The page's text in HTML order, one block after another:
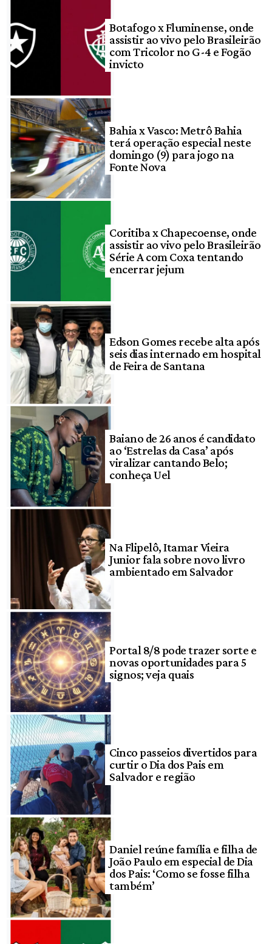
Botafogo x Fluminense, onde
assistir ao vivo pelo Brasileirão
com Tricolor no G-4 e Fogão
invicto
Bahia x Vasco: Metrô Bahia
terá operação especial neste
domingo (9) para jogo na
Fonte Nova
Coritiba x Chapecoense, onde
assistir ao vivo pelo Brasileirão
Série A com Coxa tentando
encerrar jejum
Edson Gomes recebe alta após
seis dias internado em hospital
de Feira de Santana
Baiano de 26 anos é candidato
ao ‘Estrelas da Casa’ após
viralizar cantando Belo;
conheça Uel
Na Flipelô, Itamar Vieira
Junior fala sobre novo livro
ambientado em Salvador
Portal 8/8 pode trazer sorte e
novas oportunidades para 5
signos; veja quais
Cinco passeios divertidos para
curtir o Dia dos Pais em
Salvador e região
Daniel reúne família e filha de
João Paulo em especial de Dia
dos Pais: ‘Como se fosse filha
também’